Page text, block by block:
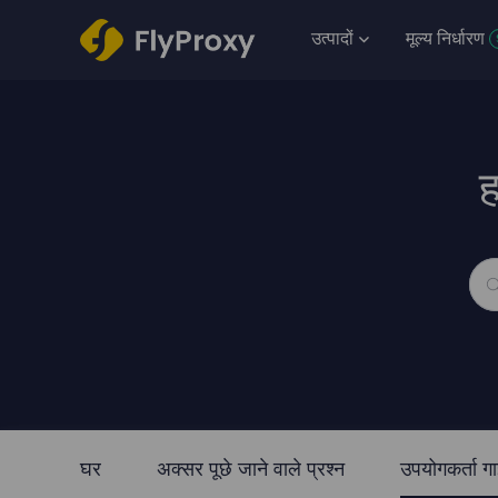
उत्पादों मूल्य निर्धारण
घर अक्सर पूछे जाने वाले प्रश्न उपयोगकर्ता